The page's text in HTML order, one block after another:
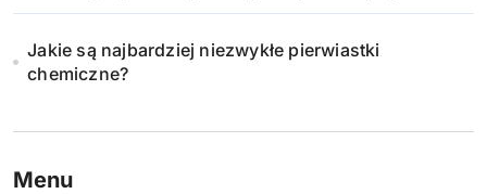
Jakie są najbardziej niezwykłe pierwiastki
chemiczne?
Menu